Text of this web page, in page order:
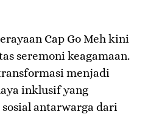
Cap Go Meh kini
seremoni keagamaan.
menjadi
inklusif yang
antarwarga dari